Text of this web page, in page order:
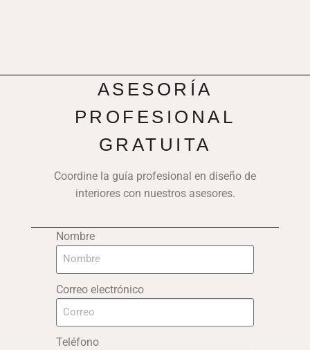
ASESORÍA
PROFESIONAL
GRATUITA
Coordine la guía profesional en diseño de
interiores con nuestros asesores.
Nombre
Correo electrónico
Teléfono